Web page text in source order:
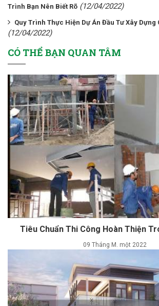
Trình Bạn Nên Biết Rõ (12/04/2022)
Quy Trình Thực Hiện Dự Án Đầu Tư Xây Dựng
(12/04/2022)
CÓ THỂ BẠN QUAN TÂM
Tiêu Chuẩn Thi Công Hoàn Thiện
09 Tháng M. một 2022